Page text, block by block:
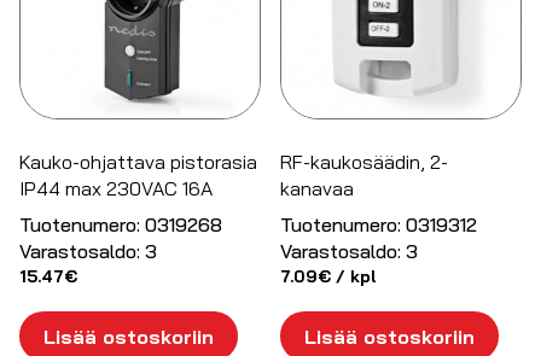
Kauko-ohjattava pistorasia
IP44 max 230VAC 16A
Tuotenumero: 0319268
Varastosaldo: 3
15.47€
Lisää ostoskoriin
RF-kaukosäädin, 2-
kanavaa
Tuotenumero: 0319312
Varastosaldo: 3
7.09€ / kpl
Lisää ostoskoriin